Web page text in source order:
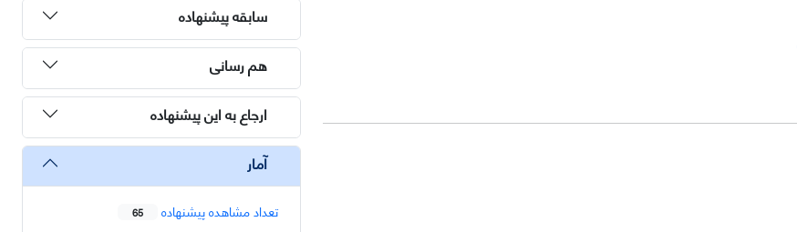
سابقه پیشنهاده
هم رسانی
ارجاع به این پیشنهاده
آمار
تعداد مشاهده پیشنهاده 65